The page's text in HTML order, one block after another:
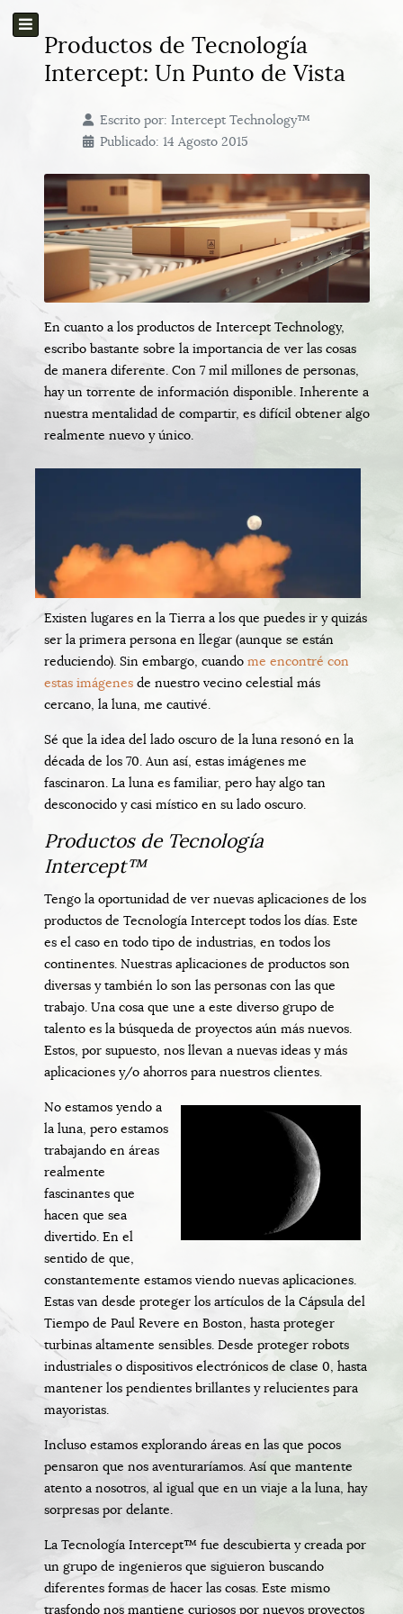
Productos de Tecnología
Intercept: Un Punto de Vista
Escrito por: Intercept Technology™
Publicado: 14 Agosto 2015
En cuanto a los productos de Intercept Technology,
escribo bastante sobre la importancia de ver las cosas
de manera diferente. Con 7 mil millones de personas,
hay un torrente de información disponible. Inherente a
nuestra mentalidad de compartir, es difícil obtener algo
realmente nuevo y único.
Existen lugares en la Tierra a los que puedes ir y quizás
ser la primera persona en llegar (aunque se están
reduciendo). Sin embargo, cuando me encontré con
estas imágenes de nuestro vecino celestial más
cercano, la luna, me cautivé.
Sé que la idea del lado oscuro de la luna resonó en la
década de los 70. Aun así, estas imágenes me
fascinaron. La luna es familiar, pero hay algo tan
desconocido y casi místico en su lado oscuro.
Productos de Tecnología
Intercept™
Tengo la oportunidad de ver nuevas aplicaciones de los
productos de Tecnología Intercept todos los días. Este
es el caso en todo tipo de industrias, en todos los
continentes. Nuestras aplicaciones de productos son
diversas y también lo son las personas con las que
trabajo. Una cosa que une a este diverso grupo de
talento es la búsqueda de proyectos aún más nuevos.
Estos, por supuesto, nos llevan a nuevas ideas y más
aplicaciones y/o ahorros para nuestros clientes.
No estamos yendo a
la luna, pero estamos
trabajando en áreas
realmente
fascinantes que
hacen que sea
divertido. En el
sentido de que,
constantemente estamos viendo nuevas aplicaciones.
Estas van desde proteger los artículos de la Cápsula del
Tiempo de Paul Revere en Boston, hasta proteger
turbinas altamente sensibles. Desde proteger robots
industriales o dispositivos electrónicos de clase 0, hasta
mantener los pendientes brillantes y relucientes para
mayoristas.
Incluso estamos explorando áreas en las que pocos
pensaron que nos aventuraríamos. Así que mantente
atento a nosotros, al igual que en un viaje a la luna, hay
sorpresas por delante.
La Tecnología Intercept™ fue descubierta y creada por
un grupo de ingenieros que siguieron buscando
diferentes formas de hacer las cosas. Este mismo
trasfondo nos mantiene curiosos por nuevos proyectos